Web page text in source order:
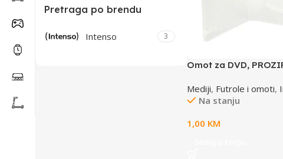
Pretraga po brendu
Intenso 3
Omot za DVD,
Mediji, Futrole i omoti,
Na stanju
1,00 KM